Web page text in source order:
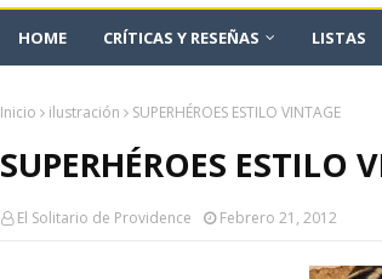
HOME CRÍTICAS Y RESEÑAS LISTAS
Inicio ilustración SUPERHÉROES ESTILO VINTAGE
SUPERHÉROES ESTILO
El Solitario de Providence Febrero 21, 2012